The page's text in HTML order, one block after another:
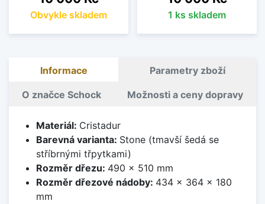
Obvykle skladem 1 ks skladem
Informace Parametry zboží
O značce Schock Možnosti a ceny dopravy
Materiál: Cristadur
Barevná varianta: Stone (tmavší šedá se
stříbrnými třpytkami)
Rozměr dřezu: 490 x 510 mm
Rozměr dřezové nádoby: 434 x 364 x 180
mm